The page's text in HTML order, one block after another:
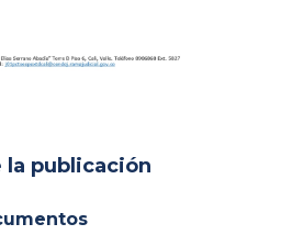
publicación